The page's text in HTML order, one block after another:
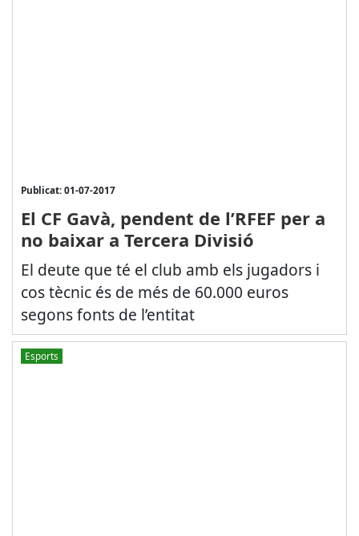
Publicat: 01-07-2017
El CF Gavà, pendent de l’RFEF per a
no baixar a Tercera Divisió
El deute que té el club amb els jugadors i
cos tècnic és de més de 60.000 euros
segons fonts de l’entitat
Esports